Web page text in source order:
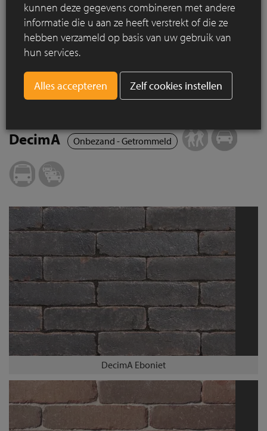
DecimA Onbezand - Getrommeld
DecimA Eboniet
kunnen deze gegevens combineren met andere
informatie die u aan ze heeft verstrekt of die ze
hebben verzameld op basis van uw gebruik van
hun services.
Zelf cookies instellen